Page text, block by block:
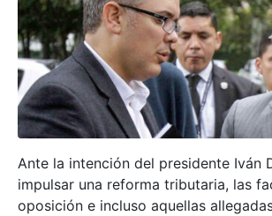
Ante la intención del presidente Iván
impulsar una reforma tributaria, las
oposición e incluso aquellas